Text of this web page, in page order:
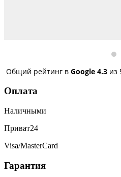
Общий рейтинг в Google 4.3 из
Оплата
Наличными
Приват24
Visa/MasterCard
Гарантия